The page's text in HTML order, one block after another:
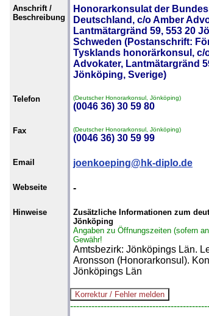
Anschrift /
Beschreibung
Honorarkonsulat der
Deutschland, c/o Amber
Lantmätargränd 59, 553 20
Schweden (Postanschrift:
Tysklands honorärkonsul, c/
Advokater, Lantmätargränd
Jönköping, Sverige)
Telefon (Deutscher Honorarkonsul, Jönköping)
(0046 36) 30 59 80
Fax (Deutscher Honorarkonsul, Jönköping)
(0046 36) 30 59 99
Email joenkoeping@hk-diplo.de
Webseite -
Hinweise
Zusätzliche Informationen zum
Jönköping
Angaben zu Öffnungszeiten (sofern
Gewähr!
Amtsbezirk: Jönköpings Län.
Aronsson (Honorarkonsul).
Jönköpings Län